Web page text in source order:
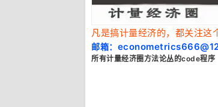
凡是搞计量经济的，都关注这
邮箱：
所有计量经济圈方法论丛的code程序